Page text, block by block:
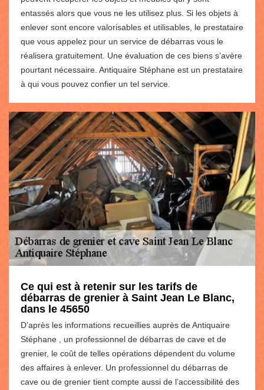
entassés alors que vous ne les utilisez plus. Si les objets à
enlever sont encore valorisables et utilisables, le prestataire
que vous appelez pour un service de débarras vous le
réalisera gratuitement. Une évaluation de ces biens s’avère
pourtant nécessaire. Antiquaire Stéphane est un prestataire
à qui vous pouvez confier un tel service.
Ce qui est à retenir sur les tarifs de
débarras de grenier à Saint Jean Le Blanc,
dans le 45650
D’après les informations recueillies auprès de Antiquaire
Stéphane , un professionnel de débarras de cave et de
grenier, le coût de telles opérations dépendent du volume
des affaires à enlever. Un professionnel du débarras de
cave ou de grenier tient compte aussi de l’accessibilité des